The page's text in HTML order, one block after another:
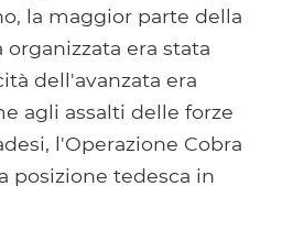
la maggior parte della
organizzata era stata
dell'avanzata era
agli assalti delle forze
l'Operazione Cobra
posizione tedesca in